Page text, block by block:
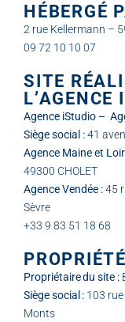
HÉBERGÉ
2 rue Kellermann –
09 72 10 10 07
SITE
L’AGENCE
Agence iStudio –
Siège social :41
Agence Maine et
49300 CHOLET
Agence Vendée :45
Sèvre
+33 9 83 51 18 68
PROPRIÉTÉ
Propriétaire du site :
Siège social :103 rue
Monts